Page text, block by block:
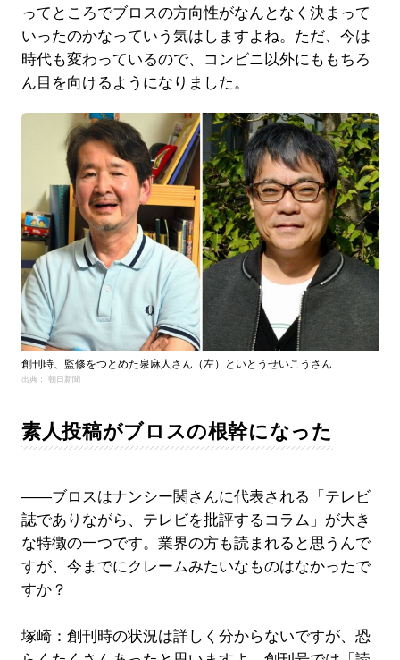
ってところでブロスの方向性がなんとなく決まって
いったのかなっていう気はしますよね。ただ、今は
時代も変わっているので、コンビニ以外にももちろ
ん目を向けるようになりました。
創刊時、監修をつとめた泉麻人さん（左）といとうせいこうさん
出典： 朝日新聞
素人投稿がブロスの根幹になった
――ブロスはナンシー関さんに代表される「テレビ
誌でありながら、テレビを批評するコラム」が大き
な特徴の一つです。業界の方も読まれると思うんで
すが、今までにクレームみたいなものはなかったで
すか？
塚崎：創刊時の状況は詳しく分からないですが、恐